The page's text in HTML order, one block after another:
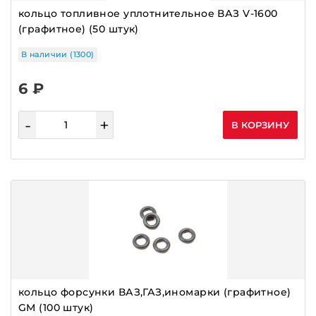
РЕЛЕ ЗАРЯДКИ
РЕМКОМПЛЕКТЫ
РЕМНИ ГЕНЕРАТОРА ИМПОРТНЫЕ
РЕМНИ ГРМ
РОЛИКИ
СИГНАЛЫ
кольцо топливное уплотнительное ВАЗ V-1600
(графитное) (50 штук)
В наличии (1300)
6 ₽
- + В КОРЗИНУ
кольцо форсунки ВАЗ,ГАЗ,иномарки (графитное)
GM (100 штук)